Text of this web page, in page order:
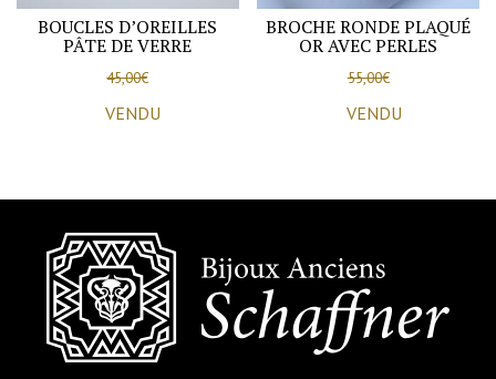
BOUCLES D’OREILLES
PÂTE DE VERRE
45,00€
VENDU
BROCHE RONDE PLAQUÉ
OR AVEC PERLES
55,00€
VENDU